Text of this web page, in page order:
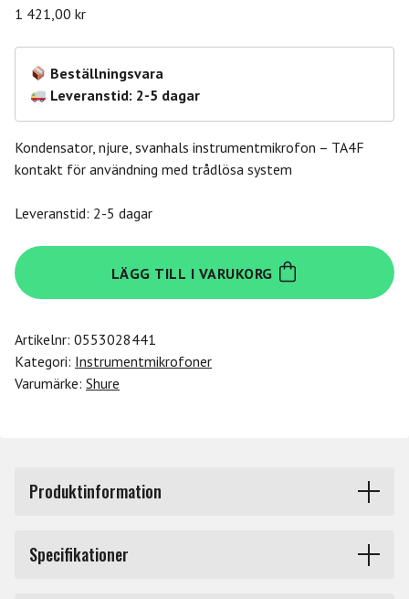
1 421,00 kr
Beställningsvara
Leveranstid: 2-5 dagar
Kondensator, njure, svanhals instrumentmikrofon – TA4F
kontakt för användning med trådlösa system
Leveranstid: 2-5 dagar
Shure
PGA98H-
TQG
LÄGG TILL I VARUKORG
Artikelnr: 0553028441
Kategori: Instrumentmikrofoner
Varumärke: Shure
Produktinformation
Avancerad design med det legendariska Shure soundet. I
PG ALTA serien finns alltid en mikrofon för varje tillfälle
Specifikationer